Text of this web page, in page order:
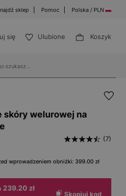
sklep Pomoc Polska / PLN
się Ulubione Koszyk
skóry welurowej na
(7)
wprowadzeniem obniżki: 399.00 zł
239.20 zł
Skopiuj kod